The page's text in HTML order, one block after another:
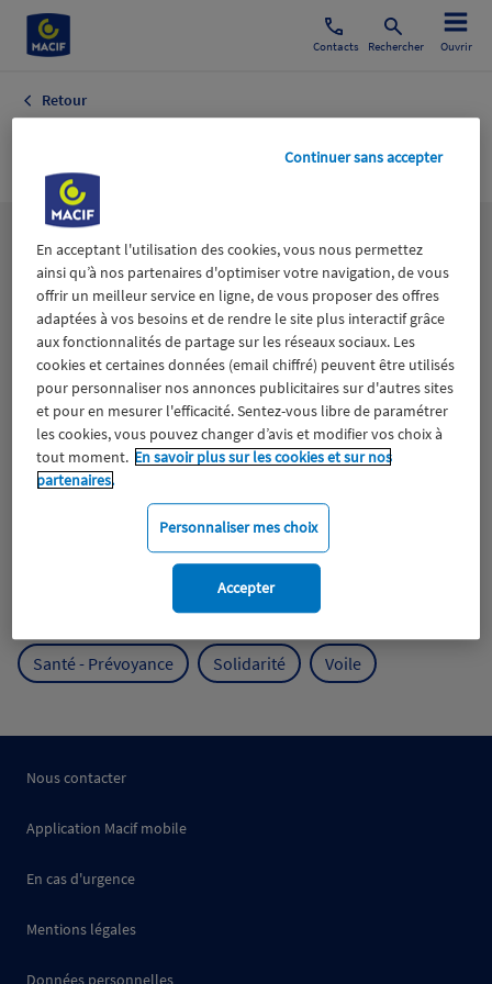
Contacts Rechercher Ouvrir
Retour
FRANCSJEUX.COM
Lesthématiques
Aidants Catastrophes naturelles Climat
ESS
Expérience clients Fondation Macif Jeunesse
Mobilité
Protection de l'environnement
Protection des océans Prévention
Santé - Prévoyance Solidarité Voile
Nous contacter
Application Macif mobile
En cas d'urgence
Mentions légales
Données personnelles
En acceptant l'utilisation des cookies, vous nous permettez
ainsi qu’à nos partenaires d'optimiser votre navigation, de vous
offrir un meilleur service en ligne, de vous proposer des offres
adaptées à vos besoins et de rendre le site plus interactif grâce
aux fonctionnalités de partage sur les réseaux sociaux. Les
cookies et certaines données (email chiffré) peuvent être utilisés
pour personnaliser nos annonces publicitaires sur d'autres sites
et pour en mesurer l'efficacité. Sentez-vous libre de paramétrer
les cookies, vous pouvez changer d’avis et modifier vos choix à
tout moment. En savoir plus sur les cookies et sur nos
partenaires.
Personnaliser mes choix
Continuer sans accepter
Accepter